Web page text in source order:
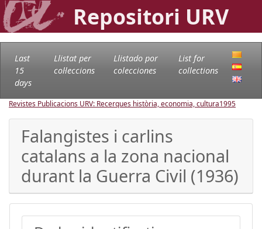
Repositori URV
Last
15
days
Llistat per
col·leccions
Llistado por
colecciones
List for
collections
Revistes Publicacions URV: Recerques història, economia, cultura1995
Falangistes i carlins
catalans a la zona nacional
durant la Guerra Civil (1936)